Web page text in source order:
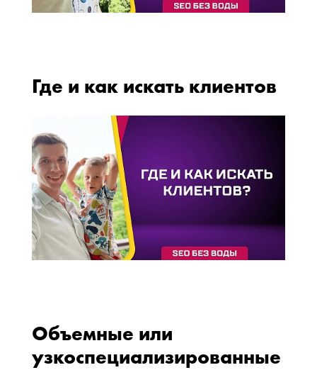
Где и как искать клиентов
Объемные или
узкоспециализированные